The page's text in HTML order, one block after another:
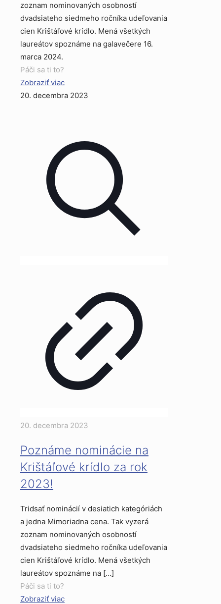
zoznam nominovaných osobností
dvadsiateho siedmeho ročníka udeľovania
cien Krištáľové krídlo. Mená všetkých
laureátov spoznáme na galavečere 16.
marca 2024.
Páči sa ti to?
Zobraziť viac
20. decembra 2023
20. decembra 2023
Poznáme nominácie na
Krištáľové krídlo za rok
2023!
Tridsať nominácií v desiatich kategóriách
a jedna Mimoriadna cena. Tak vyzerá
zoznam nominovaných osobností
dvadsiateho siedmeho ročníka udeľovania
cien Krištáľové krídlo. Mená všetkých
laureátov spoznáme na […]
Páči sa ti to?
Zobraziť viac